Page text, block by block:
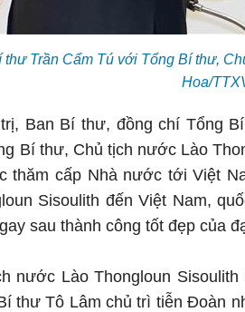
Trần Cẩm Tú với Tổng Bí thư,
Hoa/
Ban Bí thư, đồng chí Tổng
Bí thư, Chủ tịch nước Lào
thăm cấp Nhà nước tới Việt
Sisoulith đến Việt Nam,
sau thành công tốt đẹp của
nước Lào Thongloun
thư Tô Lâm chủ trì tiễn Đoàn